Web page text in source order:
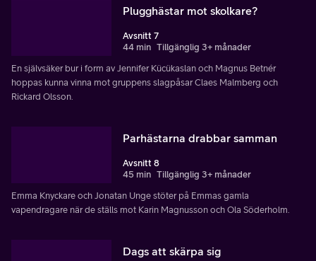
Plugghästar mot skolkare?
Avsnitt 7
44 min Tillgänglig 3+ månader
En självsäker bur i form av Jennifer Kücükaslan och Magnus Betnér
hoppas kunna vinna mot gruppens slagpåsar Claes Malmberg och
Rickard Olsson.
Parhästarna drabbar samman
Avsnitt 8
45 min Tillgänglig 3+ månader
Emma Knyckare och Jonatan Unge stöter på Emmas gamla
vapendragare när de ställs mot Karin Magnusson och Ola Söderholm.
Dags att skärpa sig